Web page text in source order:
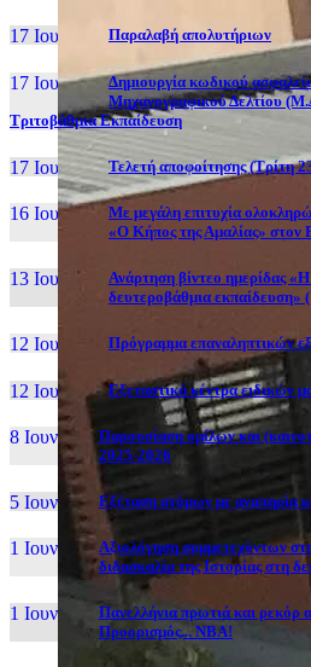
17 Ιουν, 26 Παραλαβή απολυτήριων
17 Ιουν, 26
Δημιουργία κωδικού
Μηχανογραφικού Δελτίου
Τριτοβάθμια Εκπαίδευση
17 Ιουν, 26 Τελετή αποφοίτησης (Τρίτη
16 Ιουν, 26
Με μεγάλη επιτυχία
«Ο Κήπος της Αμαλίας» στον
13 Ιουν, 26
Ανάρτηση βίντεο ημερίδας
δευτεροβάθμια εκπαίδευση»
12 Ιουν, 26 Πρόγραμμα επαναληπτικών
12 Ιουν, 26 Εξεταστικά κέντρα ειδικών
8 Ιουν, 26
Παρουσίαση ομίλων και
2025-2026
5 Ιουν, 26 Εξέταση ατόμων με αναπηρία
1 Ιουν, 26
Αξιολόγηση συμμετεχόντων
διδασκαλία της Ιστορίας στη
1 Ιουν, 26
Πανελλήνια πρωτιά και ρεκόρ
Προορισμός... NBA!